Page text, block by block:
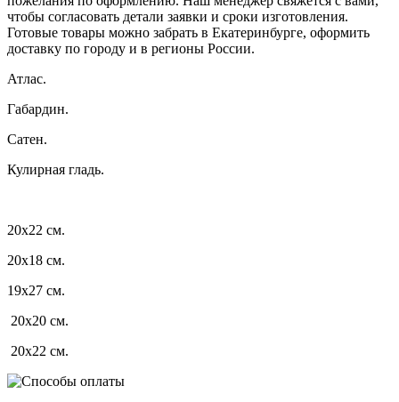
чтобы согласовать детали заявки и сроки изготовления.
Готовые товары можно забрать в Екатеринбурге, оформить
доставку по городу и в регионы России.
Атлас.
Габардин.
Сатен.
Кулирная гладь.
20х22 см.
20х18 см.
19х27 см.
20х20 см.
20х22 см.